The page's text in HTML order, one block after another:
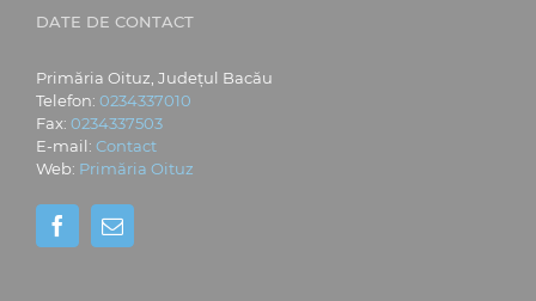
DATE DE CONTACT
Primăria Oituz, Județul Bacău
Telefon: 0234337010
Fax: 0234337503
E-mail: Contact
Web: Primăria Oituz